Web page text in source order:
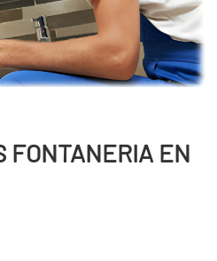
FONTANERIA EN